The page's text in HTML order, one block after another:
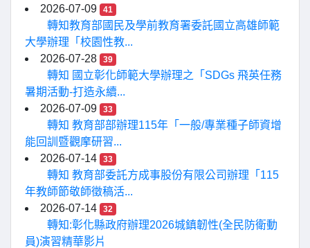
2026-07-09
41
轉知教育部國民及學前教育署委託國立高雄師範
大學辦理「校園性教...
2026-07-28
39
轉知 國立彰化師範大學辦理之「SDGs 飛英任務
暑期活動-打造永續...
2026-07-09
33
轉知 教育部部辦理115年「一般/專業種子師資增
能回訓暨觀摩研習...
2026-07-14
33
轉知 教育部委託方成事股份有限公司辦理「115
年教師節敬師徵稿活...
2026-07-14
32
轉知:彰化縣政府辦理2026城鎮韌性(全民防衛動
員)演習精華影片